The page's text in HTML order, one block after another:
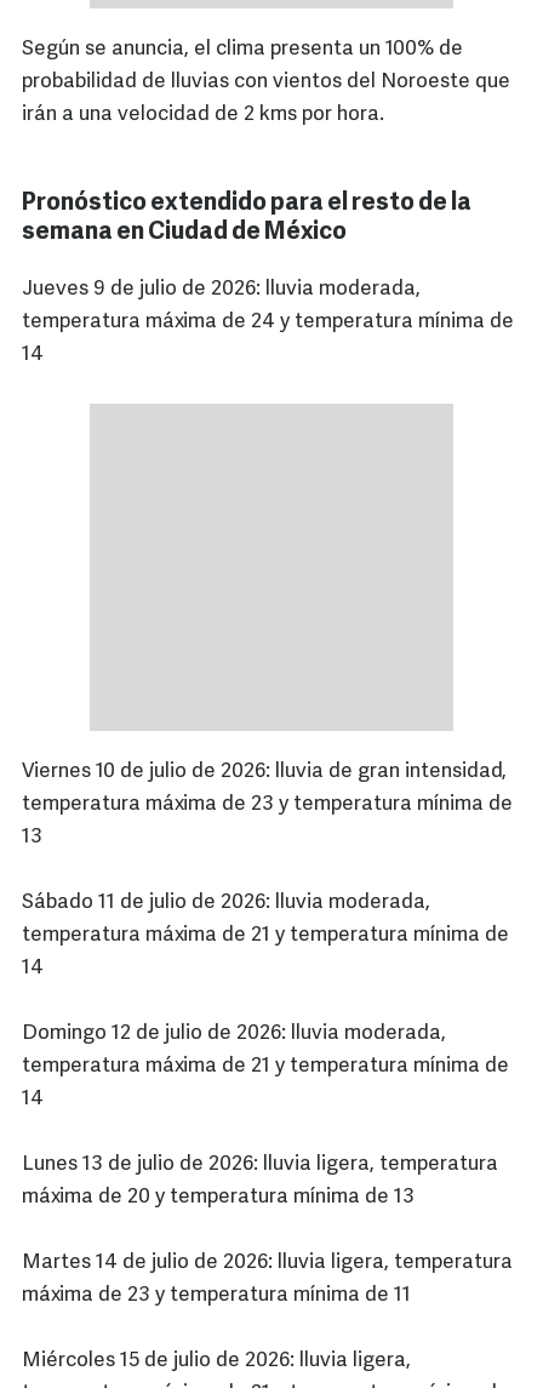
Según se anuncia, el clima presenta un 100% de
probabilidad de lluvias con vientos del Noroeste que
irán a una velocidad de 2 kms por hora.
Pronóstico extendido para el resto de la
semana en Ciudad de México
Jueves 9 de julio de 2026: lluvia moderada,
temperatura máxima de 24 y temperatura mínima de
14
Viernes 10 de julio de 2026: lluvia de gran intensidad,
temperatura máxima de 23 y temperatura mínima de
13
Sábado 11 de julio de 2026: lluvia moderada,
temperatura máxima de 21 y temperatura mínima de
14
Domingo 12 de julio de 2026: lluvia moderada,
temperatura máxima de 21 y temperatura mínima de
14
Lunes 13 de julio de 2026: lluvia ligera, temperatura
máxima de 20 y temperatura mínima de 13
Martes 14 de julio de 2026: lluvia ligera, temperatura
máxima de 23 y temperatura mínima de 11
Miércoles 15 de julio de 2026: lluvia ligera,